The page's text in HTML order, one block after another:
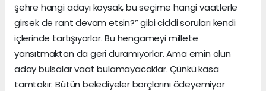
şehre hangi adayı koysak, bu seçime hangi vaatlerle
girsek de rant devam etsin?” gibi ciddi soruları kendi
içlerinde tartışıyorlar. Bu hengameyi millete
yansıtmaktan da geri duramıyorlar. Ama emin olun
aday bulsalar vaat bulamayacaklar. Çünkü kasa
tamtakır. Bütün belediyeler borçlarını ödeyemiyor